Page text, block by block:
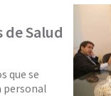
de Salud
que se
personal